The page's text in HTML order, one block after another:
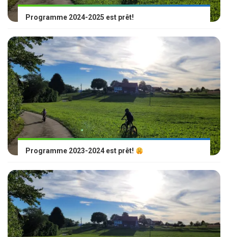
Programme 2024-2025 est prêt!
Programme 2023-2024 est prêt!